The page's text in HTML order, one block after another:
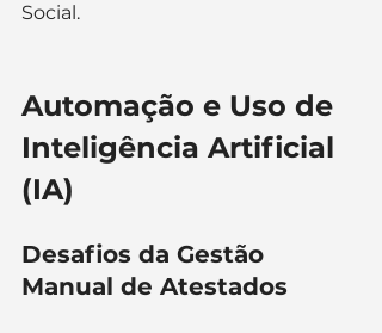
Social.
Automação e Uso de
Inteligência Artificial
(IA)
Desafios da Gestão
Manual de Atestados